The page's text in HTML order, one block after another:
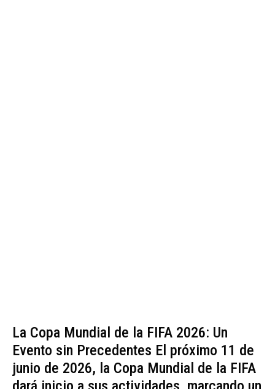
La Copa Mundial de la FIFA 2026: Un
Evento sin Precedentes El próximo 11 de
junio de 2026, la Copa Mundial de la FIFA